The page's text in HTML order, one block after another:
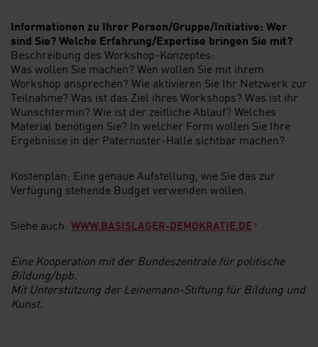
Informationen zu Ihrer Person/Gruppe/Initiative: Wer
sind Sie? Welche Erfahrung/Expertise bringen Sie mit?
Beschreibung des Workshop-Konzeptes:
Was wollen Sie machen? Wen wollen Sie mit ihrem
Workshop ansprechen? Wie aktivieren Sie Ihr Netzwerk zur
Teilnahme? Was ist das Ziel ihres Workshops? Was ist ihr
Wunschtermin? Wie ist der zeitliche Ablauf? Welches
Material benötigen Sie? In welcher Form wollen Sie Ihre
Ergebnisse in der Paternoster-Halle sichtbar machen?
Kostenplan: Eine genaue Aufstellung, wie Sie das zur
Verfügung stehende Budget verwenden wollen.
Siehe auch: WWW.BASISLAGER-DEMOKRATIE.DE
Eine Kooperation mit der Bundeszentrale für politische
Bildung/bpb.
Mit Unterstützung der Leinemann-Stiftung für Bildung und
Kunst.